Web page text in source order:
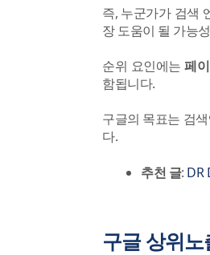
즉, 누군가가 검색
장 도움이 될 가능
순위 요인에는페
함됩니다.
구글의 목표는 검
다.
추천 글: DR
구글 상위